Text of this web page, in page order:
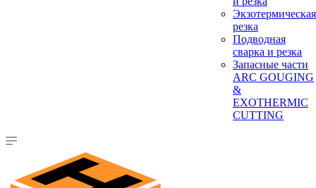
Экзотермическая
резка
Подводная
сварка и резка
Запасные части
ARC GOUGING
&
EXOTHERMIC
CUTTING